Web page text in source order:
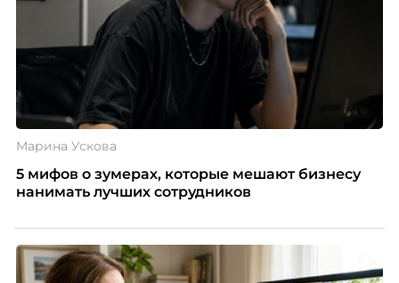
Марина Ускова
5 мифов о зумерах, которые мешают бизнесу
нанимать лучших сотрудников